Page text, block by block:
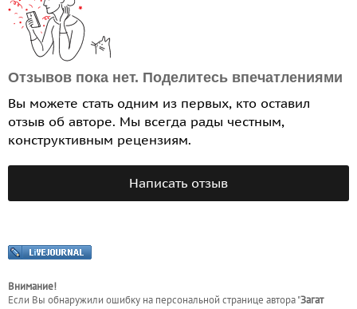
Отзывов пока нет. Поделитесь впечатлениями
Вы можете стать одним из первых, кто оставил
отзыв об авторе. Мы всегда рады честным,
конструктивным рецензиям.
Написать отзыв
Внимание!
Если Вы обнаружили ошибку на персональной странице автора "Загат